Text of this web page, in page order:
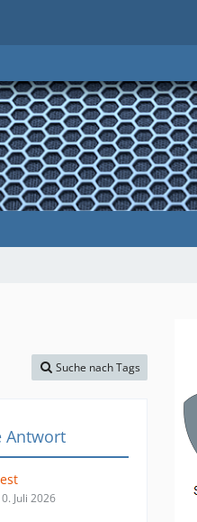
Suche nach Tags
Antwort
Juli 2026